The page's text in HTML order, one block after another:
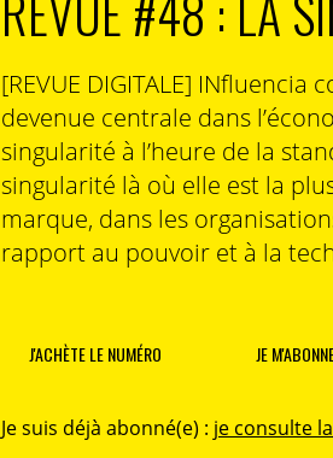
[REVUE DIGITALE]
devenue centrale dans
singularité à l’heure de la
singularité là où elle est la
marque, dans les
rapport au pouvoir et à la
J'ACHÈTE LE NUMÉRO JE
Je suis déjà abonné(e) : je consulte